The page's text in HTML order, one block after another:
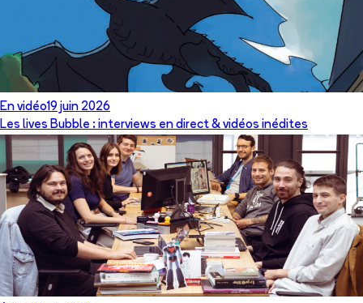
En vidéo19 juin 2026
Les lives Bubble : interviews en direct & vidéos inédites